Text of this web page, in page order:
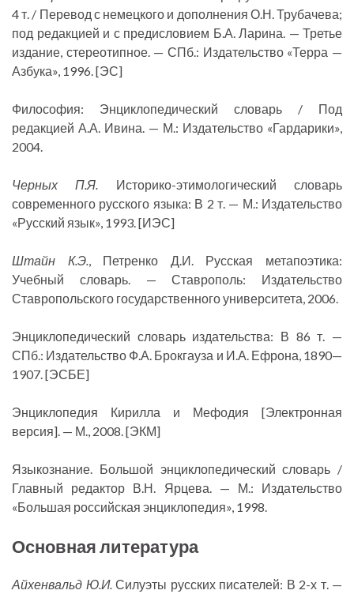
4 т. / Перевод с немецкого и дополнения О.Н. Трубачева;
под редакцией и с предисловием Б.А. Ларина. — Третье
издание, стереотипное. — СПб.: Издательство «Терра —
Азбука», 1996. [ЭС]
Философия: Энциклопедический словарь / Под
редакцией А.А. Ивина. — М.: Издательство «Гардарики»,
2004.
Черных П.Я. Историко-этимологический словарь
современного русского языка: В 2 т. — М.: Издательство
«Русский язык», 1993. [ИЭС]
Штайн К.Э., Петренко Д.И. Русская метапоэтика:
Учебный словарь. — Ставрополь: Издательство
Ставропольского государственного университета, 2006.
Энциклопедический словарь издательства: В 86 т. —
СПб.: Издательство Ф.А. Брокгауза и И.А. Ефрона, 1890—
1907. [ЭСБЕ]
Энциклопедия Кирилла и Мефодия [Электронная
версия]. — М., 2008. [ЭКМ]
Языкознание. Большой энциклопедический словарь /
Главный редактор В.Н. Ярцева. — М.: Издательство
«Большая российская энциклопедия», 1998.
Основная литература
Айхенвальд Ю.И. Силуэты русских писателей: В 2-х т. —